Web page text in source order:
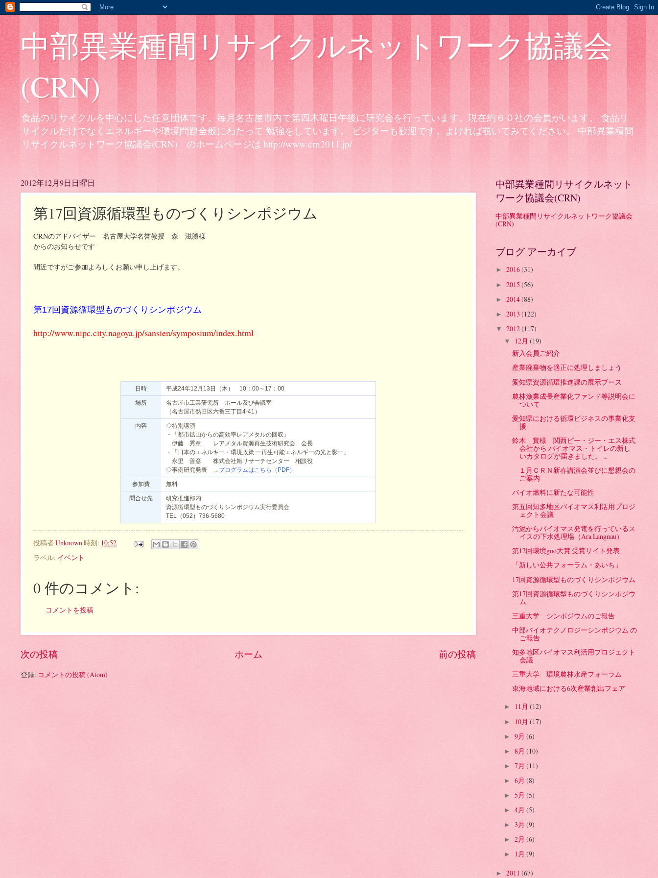
中部異業種間リサイクルネットワーク協議会
(CRN)
食品のリサイクルを中心にした任意団体です。毎月名古屋市内で第四木曜日午後に研究会を行っています。現在約６０社の会員がいます。 食品リ
サイクルだけでなくエネルギーや環境問題全般にわたって 勉強をしています。 ビジターも歓迎です。よければ覗いてみてください。 中部異業種間
リサイクルネットワーク協議会(CRN) のホームページは http://www.crn2011.jp/
2012年12月9日日曜日
第17回資源循環型ものづくりシンポジウム
CRNのアドバイザー 名古屋大学名誉教授 森 滋勝様
からのお知らせです
間近ですがご参加よろしくお願い申し上げます。
第17回資源循環型ものづくりシンポジウム
http://www.nipc.city.nagoya.jp/sansien/symposium/index.html
日時 平成24年12月13日（木） 10：00～17：00
場所
名古屋市工業研究所 ホール及び会議室
（名古屋市熱田区六番三丁目4-41）
内容
◇特別講演
・「都市鉱山からの高効率レアメタルの回収」
伊藤 秀章 レアメタル資源再生技術研究会 会長
・「日本のエネルギー・環境政策 ー再生可能エネルギーの光と影ー」
永里 善彦 株式会社旭リサーチセンター 相談役
◇事例研究発表 → プログラムはこちら（PDF）
参加費 無料
問合せ先
研究推進部内
資源循環型ものづくりシンポジウム実行委員会
TEL（052）736-5680
投稿者Unknown時刻: 10:52
ラベル: イベント
0 件のコメント:
コメントを投稿
次の投稿 前の投稿
ホーム
登録: コメントの投稿 (Atom)
中部異業種間リサイクルネット
ワーク協議会(CRN)
中部異業種間リサイクルネットワーク協議会
(CRN)
ブログ アーカイブ
► 2016(31)
► 2015 (56)
► 2014(88)
► 2013 (122)
▼ 2012(117)
▼ 12月 (19)
新入会員ご紹介
産業廃棄物を適正に処理しましょう
愛知県資源循環推進課の展示ブース
農林漁業成長産業化ファンド等説明会に
ついて
愛知県における循環ビジネスの事業化支
援
鈴木 實様 関西ピー・ジー・エス株式
会社から バイオマス・トイレの新し
いカタログが届きました。 ...
１月ＣＲＮ新春講演会並びに懇親会の
ご案内
バイオ燃料に新たな可能性
第五回知多地区バイオマス利活用プロジ
ェクト会議
汚泥からバイオマス発電を行っているス
イスの下水処理場（Ara Langnau）
第12回環境goo大賞 受賞サイト発表
「新しい公共フォーラム・あいち」
17回資源循環型ものづくりシンポジウム
第17回資源循環型ものづくりシンポジウ
ム
三重大学 シンポジウムのご報告
中部バイオテクノロジーシンポジウム の
ご報告
知多地区バイオマス利活用プロジェクト
会議
三重大学 環境農林水産フォーラム
東海地域における6次産業創出フェア
► 11月 (12)
► 10月 (17)
► 9月 (6)
► 8月 (10)
► 7月 (11)
► 6月 (8)
► 5月 (5)
► 4月 (5)
► 3月 (9)
► 2月 (6)
► 1月 (9)
► 2011 (67)